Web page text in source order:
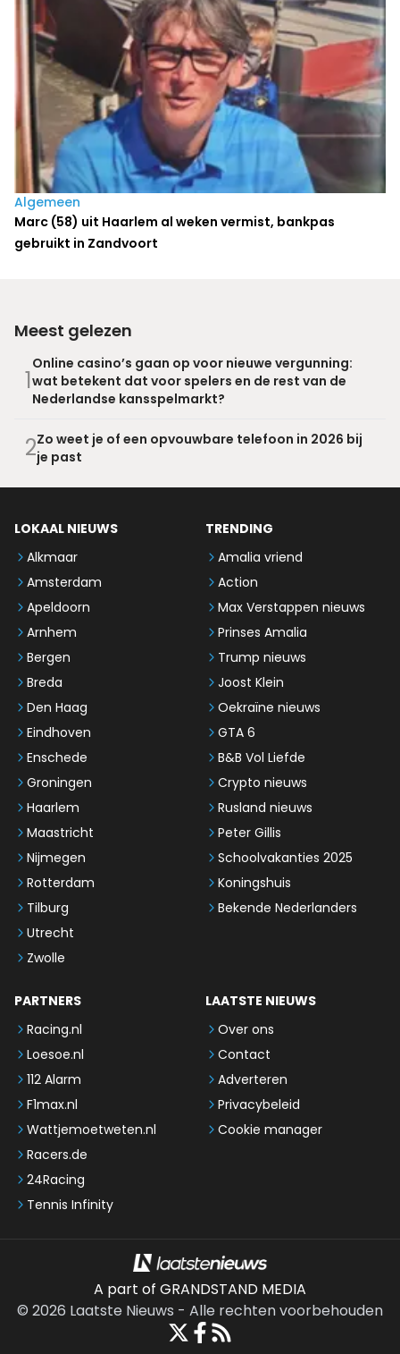
Algemeen
Marc (58) uit Haarlem al weken vermist, bankpas
gebruikt in Zandvoort
Meest gelezen
1
Online casino’s gaan op voor nieuwe vergunning:
wat betekent dat voor spelers en de rest van de
Nederlandse kansspelmarkt?
2Zo weet je of een opvouwbare telefoon in 2026 bij
je past
LOKAAL NIEUWS
Alkmaar
Amsterdam
Apeldoorn
Arnhem
Bergen
Breda
Den Haag
Eindhoven
Enschede
Groningen
Haarlem
Maastricht
Nijmegen
Rotterdam
Tilburg
Utrecht
Zwolle
TRENDING
Amalia vriend
Action
Max Verstappen nieuws
Prinses Amalia
Trump nieuws
Joost Klein
Oekraïne nieuws
GTA 6
B&B Vol Liefde
Crypto nieuws
Rusland nieuws
Peter Gillis
Schoolvakanties 2025
Koningshuis
Bekende Nederlanders
PARTNERS
Racing.nl
Loesoe.nl
112 Alarm
F1max.nl
Wattjemoetweten.nl
Racers.de
24Racing
Tennis Infinity
LAATSTE NIEUWS
Over ons
Contact
Adverteren
Privacybeleid
Cookie manager
A part of GRANDSTAND MEDIA
© 2026 Laatste Nieuws - Alle rechten voorbehouden